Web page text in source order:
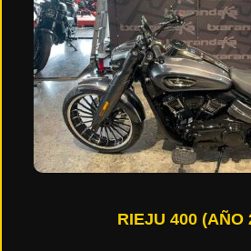
RIEJU 400 (AÑO